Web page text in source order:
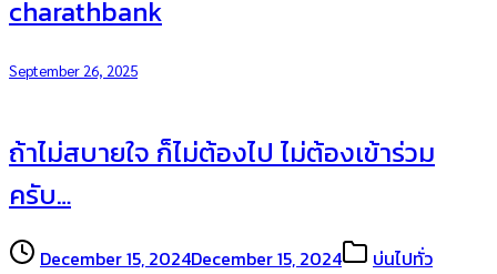
charathbank
September 26, 2025
ถ้าไม่สบายใจ ก็ไม่ต้องไป ไม่ต้องเข้าร่วม
ครับ…
December 15, 2024December 15, 2024 บ่นไปทั่ว